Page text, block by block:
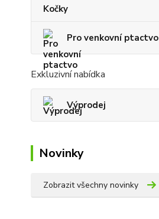
Kočky
Pro venkovní ptactvo
Exkluzivní nabídka
Výprodej
Novinky
Zobrazit všechny novinky